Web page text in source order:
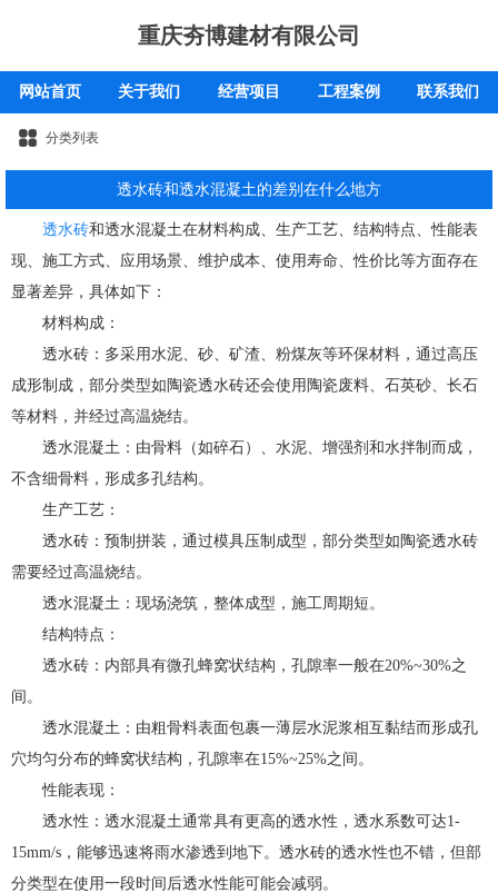
重庆夯博建材有限公司
网站首页 关于我们 经营项目 工程案例 联系我们
分类列表
透水砖和透水混凝土的差别在什么地方
透水砖和透水混凝土在材料构成、生产工艺、结构特点、性能表
现、施工方式、应用场景、维护成本、使用寿命、性价比等方面存在
显著差异，具体如下：
材料构成：
透水砖：多采用水泥、砂、矿渣、粉煤灰等环保材料，通过高压
成形制成，部分类型如陶瓷透水砖还会使用陶瓷废料、石英砂、长石
等材料，并经过高温烧结。
透水混凝土：由骨料（如碎石）、水泥、增强剂和水拌制而成，
不含细骨料，形成多孔结构。
生产工艺：
透水砖：预制拼装，通过模具压制成型，部分类型如陶瓷透水砖
需要经过高温烧结。
透水混凝土：现场浇筑，整体成型，施工周期短。
结构特点：
透水砖：内部具有微孔蜂窝状结构，孔隙率一般在20%~30%之
间。
透水混凝土：由粗骨料表面包裹一薄层水泥浆相互黏结而形成孔
穴均匀分布的蜂窝状结构，孔隙率在15%~25%之间。
性能表现：
透水性：透水混凝土通常具有更高的透水性，透水系数可达1-
15mm/s，能够迅速将雨水渗透到地下。透水砖的透水性也不错，但部
分类型在使用一段时间后透水性能可能会减弱。